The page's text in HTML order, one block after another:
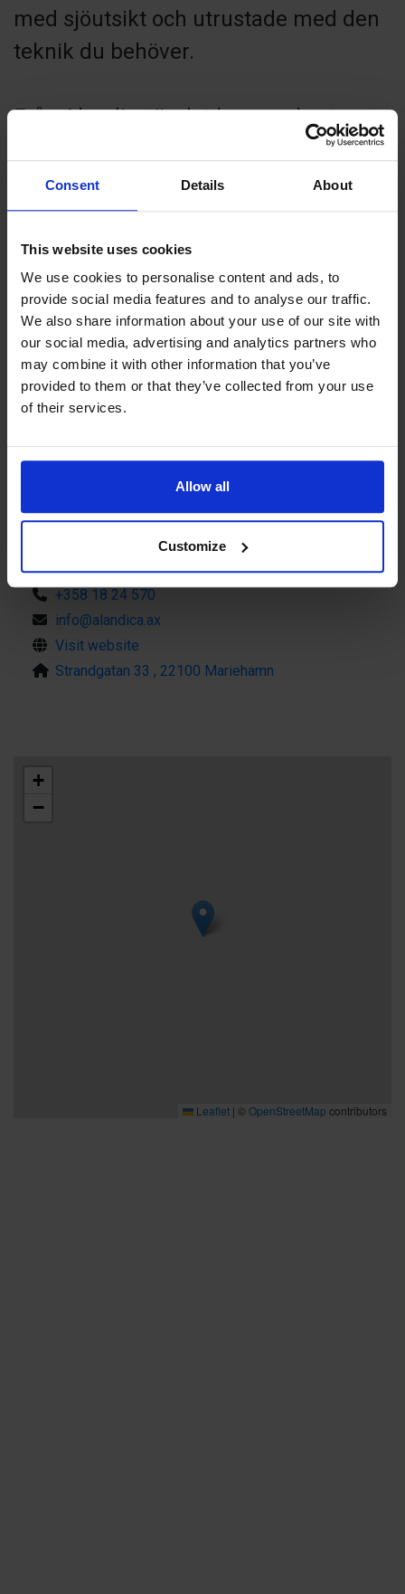
Consent Details About
This website uses cookies
We use cookies to personalise content and ads, to
provide social media features and to analyse our traffic.
We also share information about your use of our site with
our social media, advertising and analytics partners who
may combine it with other information that you’ve
provided to them or that they’ve collected from your use
of their services.
Allow all
Customize
med sjöutsikt och utrustade med den
teknik du behöver.
Från Alandica är det bara en kort
promenad till stadens nöje, hotell och
aktiviteter. I ett större perspektiv
befinner vi oss mitt emellan
Stockholm, Åbo, Helsingfors och St
Petersburg. Bra om du vill
sammanföra grupper från flera länder
kring Östersjön.
Välkommen till Alandica Kultur och
Kongress!
+358 18 24 570
info@alandica.ax
Visit website
Strandgatan 33 , 22100 Mariehamn
+
−
Leaflet | ©OpenStreetMap contributors